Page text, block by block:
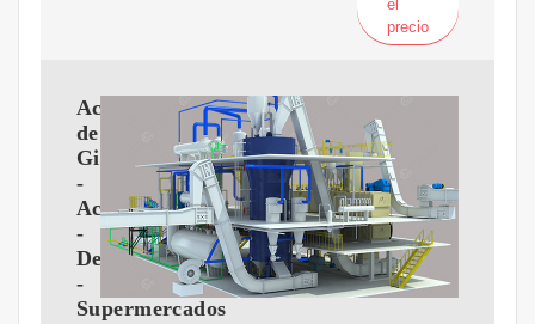
el
precio
Aceite
de
Girasol
-
Aceites
-
Despensa
-
Supermercados